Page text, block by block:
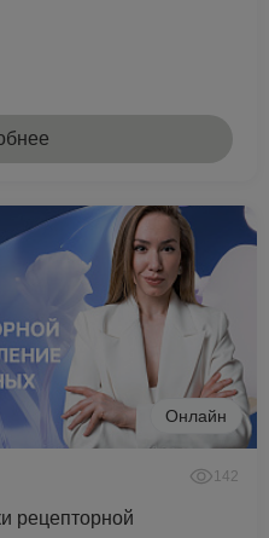
Онлайн
142
рецепторной